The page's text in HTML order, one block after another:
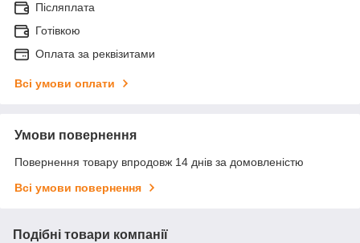
Післяплата
Готівкою
Оплата за реквізитами
Всі умови оплати
Умови повернення
Повернення товару впродовж 14 днів за домовленістю
Всі умови повернення
Подібні товари компанії